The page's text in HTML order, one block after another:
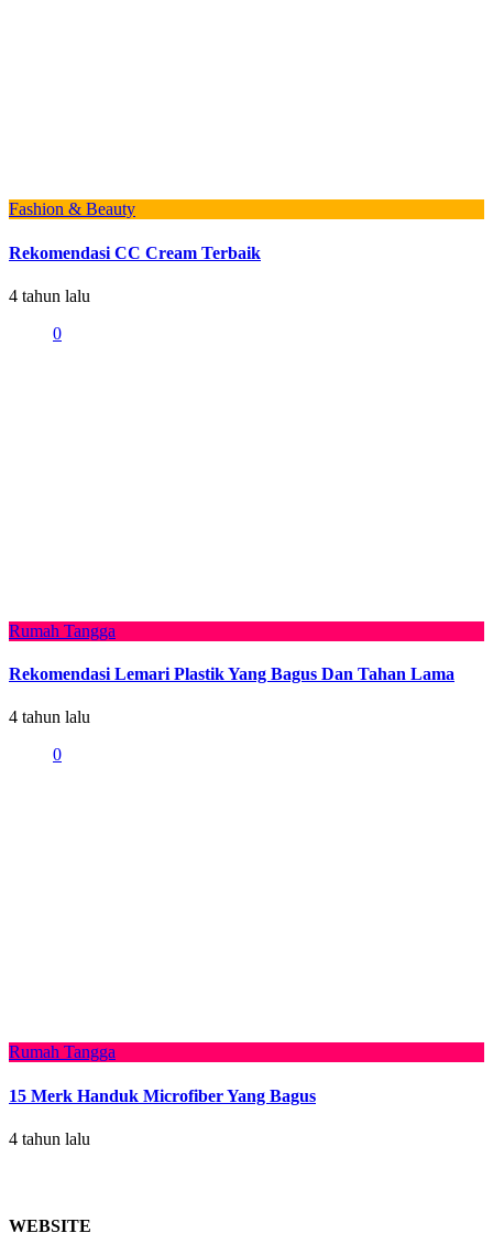
Fashion & Beauty
Rekomendasi CC Cream Terbaik
4 tahun lalu
0
Rumah Tangga
Rekomendasi Lemari Plastik Yang Bagus Dan Tahan Lama
4 tahun lalu
0
Rumah Tangga
15 Merk Handuk Microfiber Yang Bagus
4 tahun lalu
WEBSITE